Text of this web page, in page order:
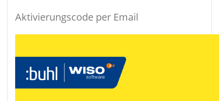
Aktivierungscode per Email